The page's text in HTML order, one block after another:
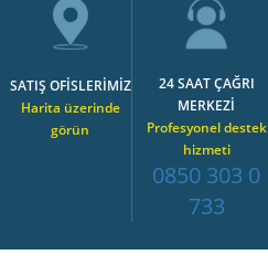
SATIŞ OFİSLERİMİZ
Harita üzerinde
görün
24 SAAT ÇAĞRI
MERKEZİ
Profesyonel destek
hizmeti
0850 303 0
733